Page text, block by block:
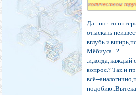
количеством
Да...но это
отыскать
вглубь и
Мёбиуса...?..
.и,когда, каждый
вопрос.? Так и
всё--